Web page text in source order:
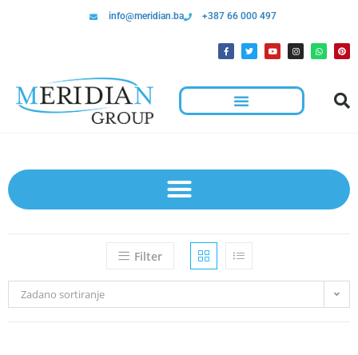
info@meridian.ba +387 66 000 497
Filter
Zadano sortiranje